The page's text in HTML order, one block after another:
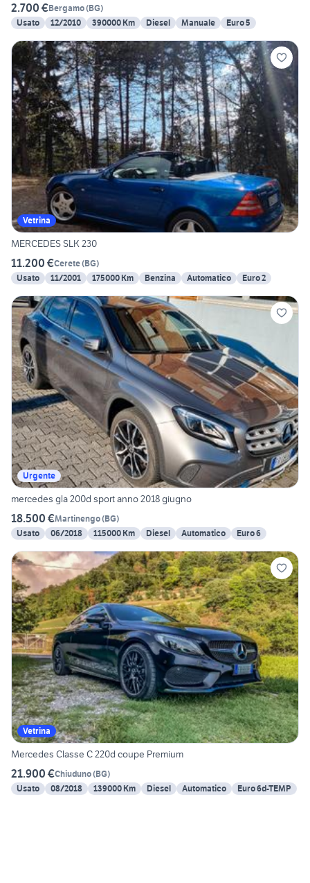
2.700 €Bergamo(BG)
Usato
12/2010 390000 Km Diesel Manuale Euro 5
Vetrina
MERCEDES SLK 230
11.200 €Cerete(BG)
Usato
11/2001 175000 Km Benzina Automatico Euro 2
Urgente
mercedes gla 200d sport anno 2018 giugno
18.500 €Martinengo(BG)
Usato
06/2018 115000 Km Diesel Automatico Euro 6
Vetrina
Mercedes Classe C 220d coupe Premium
21.900 €Chiuduno(BG)
Usato
08/2018 139000 Km Diesel Automatico Euro 6d-TEMP